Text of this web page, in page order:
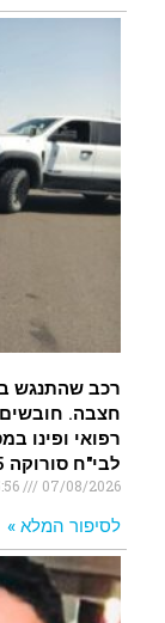
חצבה. חובשים
רפואי ופינו
לבי"ח סורוקה 5 פצועים
07/08/2026
15:56
לסיפור המלא »